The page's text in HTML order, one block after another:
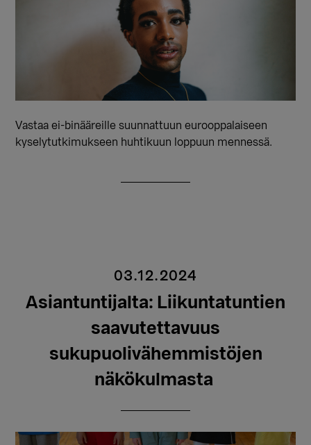
Vastaa ei-binääreille suunnattuun eurooppalaiseen
kyselytutkimukseen huhtikuun loppuun mennessä.
03.12.2024
Asiantuntijalta: Liikuntatuntien
saavutettavuus
sukupuolivähemmistöjen
näkökulmasta